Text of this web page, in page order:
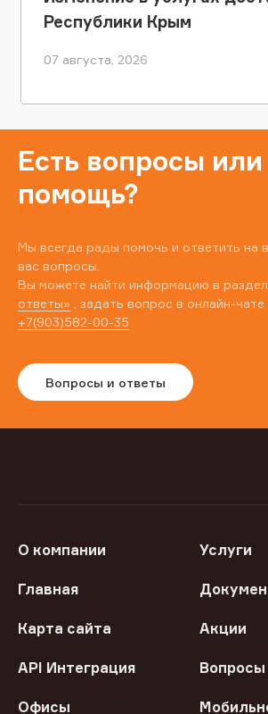
Республики Крым
07 августа, 2026
Есть вопросы
помощь?
Мы всегда рады помочь и ответить на
вас вопросы.
Вы можете найти информацию в
ответы» , задать вопрос в онлайн-чате
+7(903)582-00-35
Вопросы и ответы
О компании Услуги
Главная
Карта сайта Акции
API Интеграция
Офисы